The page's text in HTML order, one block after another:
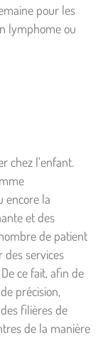
pour les
lymphome ou
chez l’enfant.
encore la
et des
de patient
services
ce fait, afin de
précision,
filières de
de la manière